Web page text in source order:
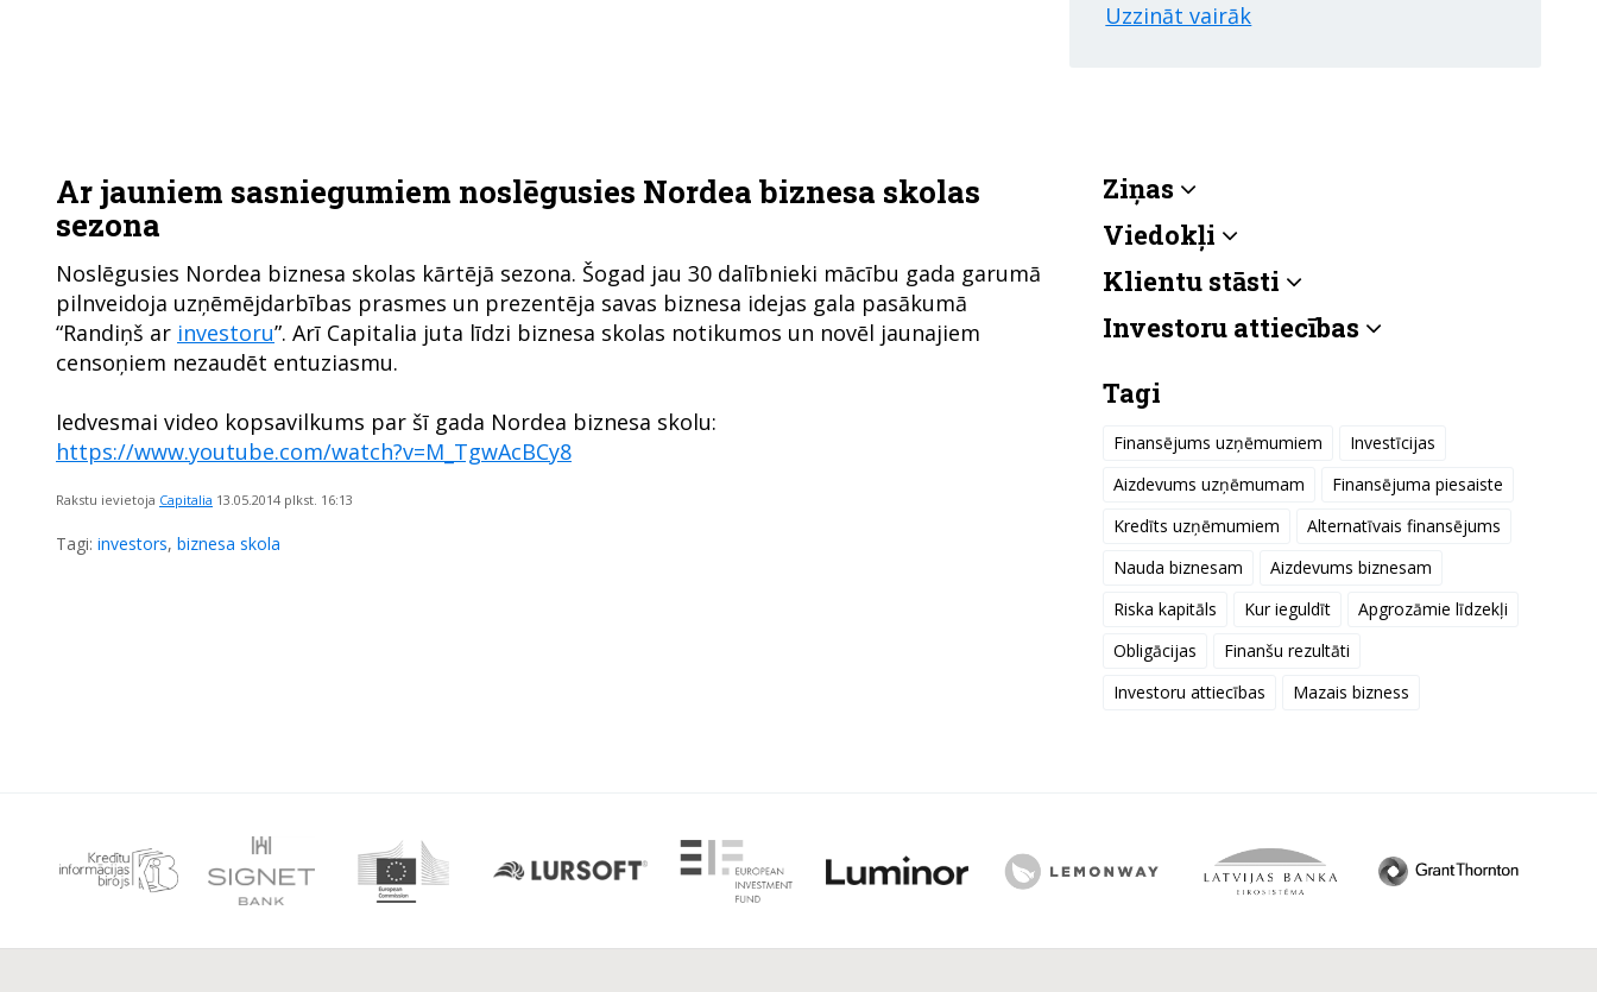
Uzzināt vairāk
Ar jauniem sasniegumiem noslēgusies Nordea biznesa skolas
sezona
Noslēgusies Nordea biznesa skolas kārtējā sezona. Šogad jau 30 dalībnieki mācību gada garumā
pilnveidoja uzņēmējdarbības prasmes un prezentēja savas biznesa idejas gala pasākumā
“Randiņš ar investoru”. Arī Capitalia juta līdzi biznesa skolas notikumos un novēl jaunajiem
censoņiem nezaudēt entuziasmu.
Iedvesmai video kopsavilkums par šī gada Nordea biznesa skolu:
https://www.youtube.com/watch?v=M_TgwAcBCy8
Rakstu ievietoja Capitalia 13.05.2014 plkst. 16:13
Tagi: investors, biznesa skola
Ziņas
Viedokļi
Klientu stāsti
Investoru attiecības
Tagi
Finansējums uzņēmumiem
Investīcijas
Aizdevums uzņēmumam
Finansējuma piesaiste
Kredīts uzņēmumiem
Alternatīvais finansējums
Nauda biznesam
Aizdevums biznesam
Riska kapitāls
Kur ieguldīt
Apgrozāmie līdzekļi
Obligācijas
Finanšu rezultāti
Investoru attiecības
Mazais bizness